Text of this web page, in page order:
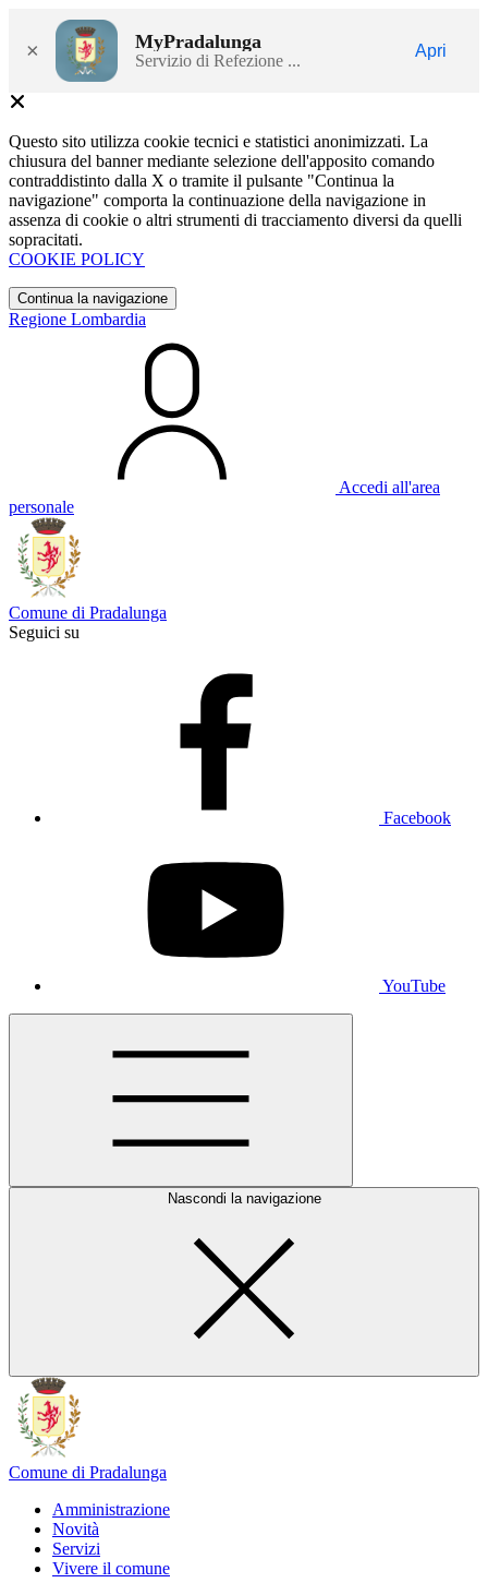
× MyPradalunga
Servizio di Refezione ...
Apri
Questo sito utilizza cookie tecnici e statistici anonimizzati. La
chiusura del banner mediante selezione dell'apposito comando
contraddistinto dalla X o tramite il pulsante "Continua la
navigazione" comporta la continuazione della navigazione in
assenza di cookie o altri strumenti di tracciamento diversi da quelli
sopracitati.
COOKIE POLICY
Continua la navigazione
Regione Lombardia
Accedi all'area
personale
Comune di Pradalunga
Seguici su
Facebook
YouTube
Nascondi la navigazione
Comune di Pradalunga
Amministrazione
Novità
Servizi
Vivere il comune